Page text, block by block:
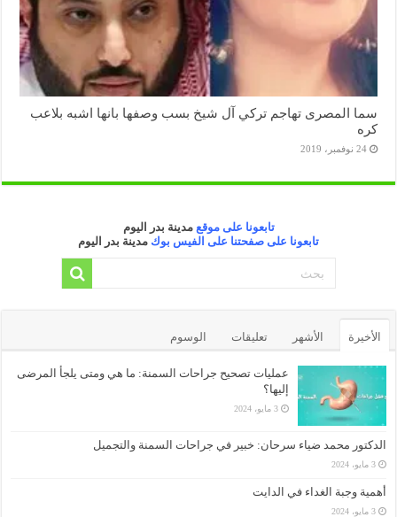
سما المصرى تهاجم تركي آل شيخ بسب وصفها بانها اشبه بلاعب
كره
24 نوفمبر، 2019
تابعونا على موقع مدينة بدر اليوم
تابعونا على صفحتنا على الفيس بوك مدينة بدر اليوم
الأخيرة الأشهر تعليقات الوسوم
عمليات تصحيح جراحات السمنة: ما هي ومتى يلجأ المرضى
إليها؟
3 مايو، 2024
الدكتور محمد ضياء سرحان: خبير في جراحات السمنة والتجميل
3 مايو، 2024
أهمية وجبة الغداء في الدايت
3 مايو، 2024